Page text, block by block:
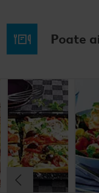
Poate
Budincă
italiană de
orez cu salată
de fructe
Cel mult 60 minute
Simplu
Clătite
legume
Cel